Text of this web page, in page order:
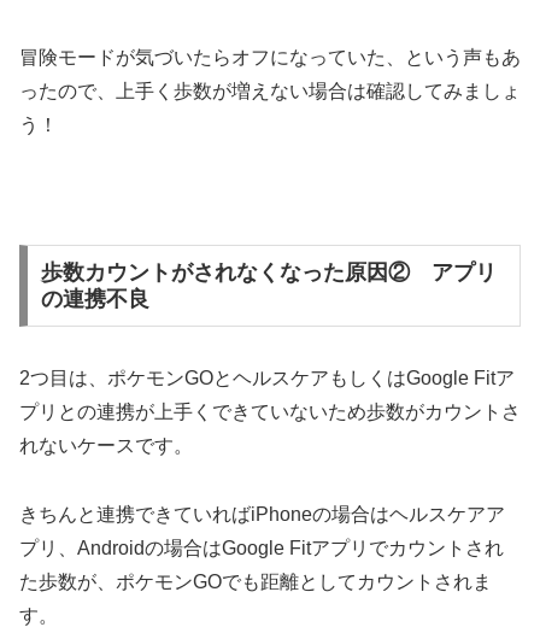
冒険モードが気づいたらオフになっていた、という声もあ
ったので、上手く歩数が増えない場合は確認してみましょ
う！
歩数カウントがされなくなった原因② アプリ
の連携不良
2つ目は、ポケモンGOとヘルスケアもしくはGoogle Fitア
プリとの連携が上手くできていないため歩数がカウントさ
れないケースです。
きちんと連携できていればiPhoneの場合はヘルスケアア
プリ、Androidの場合はGoogle Fitアプリでカウントされ
た歩数が、ポケモンGOでも距離としてカウントされま
す。